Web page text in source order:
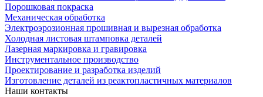
Порошковая покраска
Механическая обработка
Электроэрозионная прошивная и вырезная обработка
Холодная листовая штамповка деталей
Лазерная маркировка и гравировка
Инструментальное производство
Проектирование и разработка изделий
Изготовление деталей из реактопластичных материалов
Наши контакты